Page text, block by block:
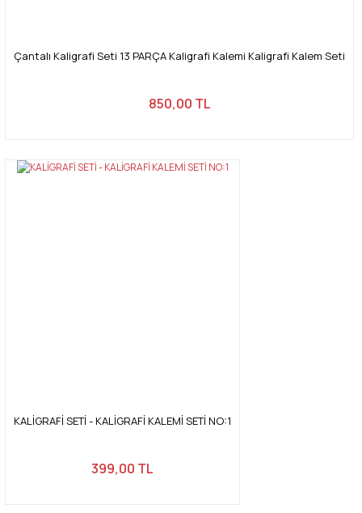
Çantalı Kaligrafi Seti 13 PARÇA Kaligrafi Kalemi Kaligrafi Kalem Seti
850,00 TL
KALİGRAFİ SETİ - KALİGRAFİ KALEMİ SETİ NO:1
399,00 TL